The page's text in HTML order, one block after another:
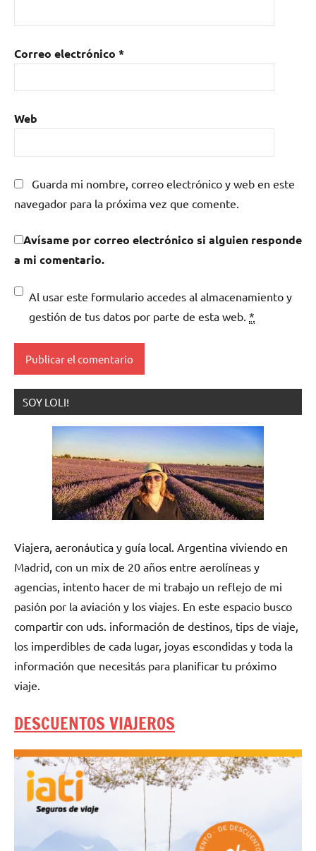
Correo electrónico *
Web
Guarda mi nombre, correo electrónico y web en este
navegador para la próxima vez que comente.
Avísame por correo electrónico si alguien responde
a mi comentario.
Al usar este formulario accedes al almacenamiento y
gestión de tus datos por parte de esta web. *
SOY LOLI!
Viajera, aeronáutica y guía local. Argentina viviendo en
Madrid, con un mix de 20 años entre aerolíneas y
agencias, intento hacer de mi trabajo un reflejo de mi
pasión por la aviación y los viajes. En este espacio busco
compartir con uds. información de destinos, tips de viaje,
los imperdibles de cada lugar, joyas escondidas y toda la
información que necesitás para planificar tu próximo
viaje.
DESCUENTOS VIAJEROS